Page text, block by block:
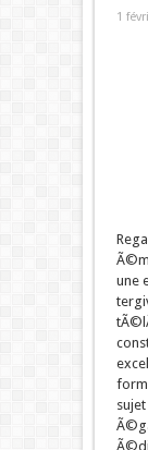
1
une